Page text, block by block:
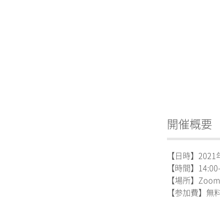
開催概要
【日時】
【時間】
【場所】
【参加費】無